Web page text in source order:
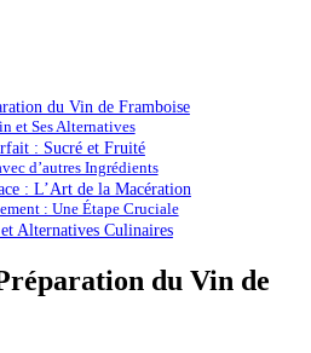
du Vin de Framboise
et Ses Alternatives
: Sucré et Fruité
d’autres Ingrédients
: L’Art de la Macération
: Une Étape Cruciale
Alternatives Culinaires
du Vin de